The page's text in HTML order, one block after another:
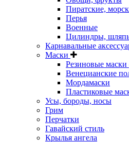
Пиратские,
Перья
Военные
Цилиндры,
Карнавальные
Маски
Резиновые маски
Венецианские
Мордамаски
Пластиковые
Усы, бороды, носы
Грим
Перчатки
Гавайский стиль
Крылья ангела